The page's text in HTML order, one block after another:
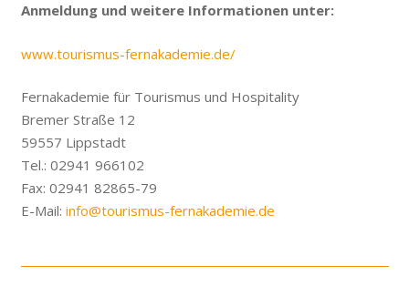
Anmeldung und weitere Informationen unter:
www.tourismus-fernakademie.de/
Fernakademie für Tourismus und Hospitality
Bremer Straße 12
59557 Lippstadt
Tel.: 02941 966102
Fax: 02941 82865-79
E-Mail: info@tourismus-fernakademie.de